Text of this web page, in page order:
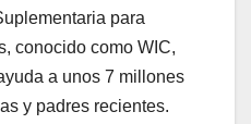
para
conocido como WIC,
a unos 7 millones
y padres recientes.